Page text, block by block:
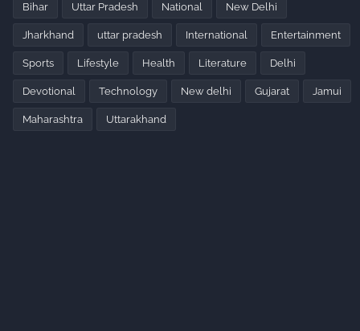
Bihar Uttar Pradesh National New Delhi
Jharkhand uttar pradesh International Entertainment
Sports Lifestyle Health Literature Delhi
Devotional Technology New delhi Gujarat Jamui
Maharashtra Uttarakhand